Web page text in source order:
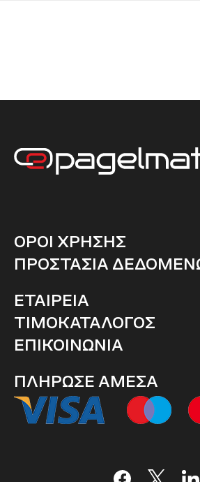
ΟΡΟΙ ΧΡΗΣΗΣ
ΠΡΟΣΤΑΣΙΑ
ΕΤΑΙΡΕΙΑ
ΤΙΜΟΚΑΤΑΛΟΓΟΣ
ΕΠΙΚΟΙΝΩΝΙΑ
ΠΛΗΡΩΣΕ ΑΜΕΣΑ